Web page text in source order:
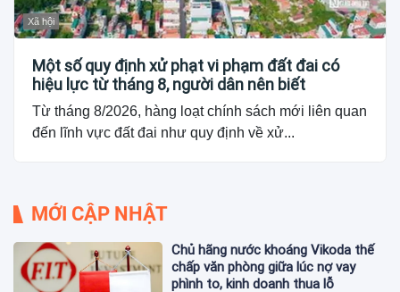
Xã hội
Một số quy định xử phạt vi phạm đất đai có
hiệu lực từ tháng 8, người dân nên biết
Từ tháng 8/2026, hàng loạt chính sách mới liên quan
đến lĩnh vực đất đai như quy định về xử...
MỚI CẬP NHẬT
Chủ hãng nước khoáng Vikoda thế
chấp văn phòng giữa lúc nợ vay
phình to, kinh doanh thua lỗ